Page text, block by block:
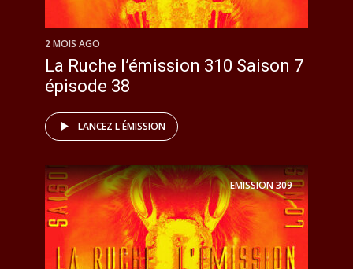
2 MOIS AGO
La Ruche l’émission 310 Saison 7
épisode 38
LANCEZ L'ÉMISSION
EMISSION309